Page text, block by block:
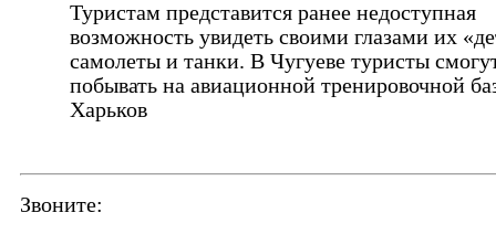
Туристам представится ранее недоступная
возможность увидеть своими глазами их
самолеты и танки. В Чугуеве туристы
побывать на авиационной тренировочной
Харьков
Звоните: